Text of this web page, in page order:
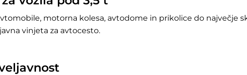
motorna kolesa, avtodome in prikolice do največje
vinjeta za avtocesto.